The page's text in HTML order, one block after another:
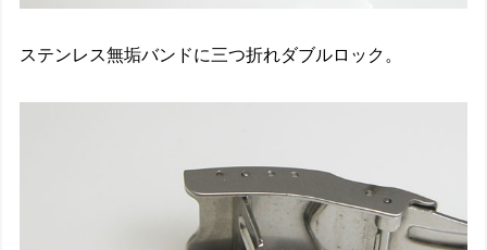
ステンレス無垢バンドに三つ折れダブルロック。